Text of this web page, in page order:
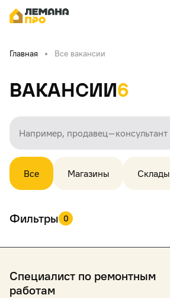
Главная Все вакансии
Вакансии6
Все Магазины Склады
Фильтры 0
Специалист по ремонтным
работам